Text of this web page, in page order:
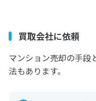
買取会社に依頼
マンション売却の手段
法もあります。